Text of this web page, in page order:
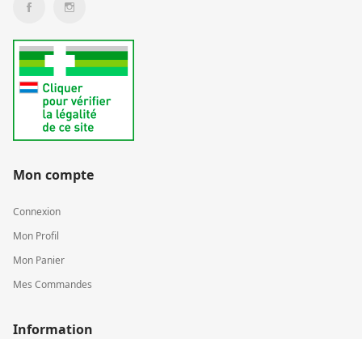
Mon compte
Connexion
Mon Profil
Mon Panier
Mes Commandes
Information